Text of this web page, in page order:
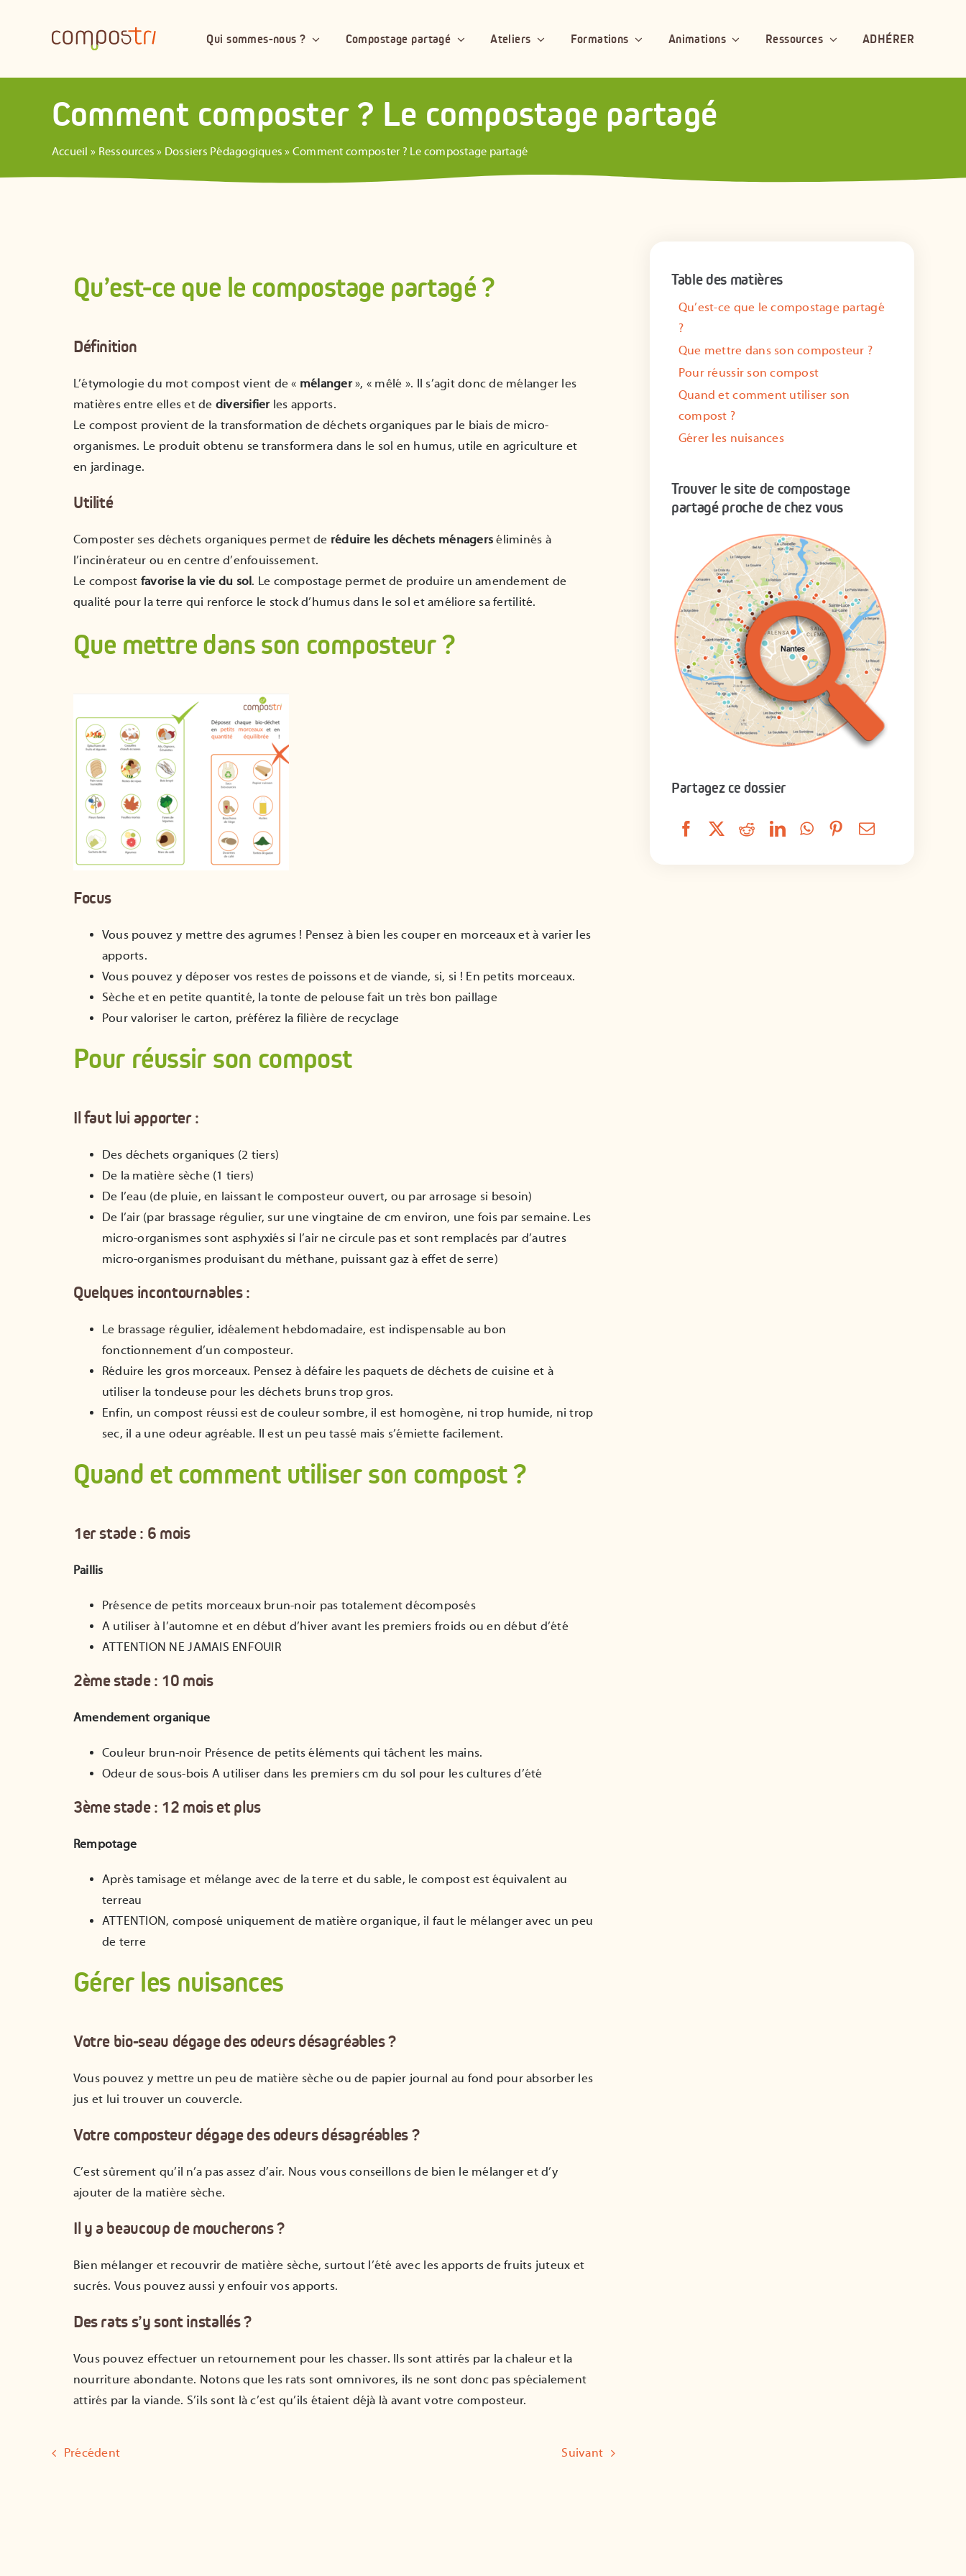
Qui sommes-nous ? Compostage partagé Ateliers Formations Animations Ressources ADHÉRER
Comment composter ? Le compostage partagé
Accueil » Ressources » Dossiers Pédagogiques » Comment composter ? Le compostage partagé
Qu’est-ce que le compostage partagé ?
Définition
L’étymologie du mot compost vient de « mélanger», « mêlé ». Il s’agit donc de mélanger les
matières entre elles et de diversifierles apports.
Le compost provient de la transformation de déchets organiques par le biais de micro-
organismes. Le produit obtenu se transformera dans le sol en humus, utile en agriculture et
en jardinage.
Utilité
Composter ses déchets organiques permet de réduire les déchets ménagers éliminés à
l’incinérateur ou en centre d’enfouissement.
Le compost favorise la vie du sol. Le compostage permet de produire un amendement de
qualité pour la terre qui renforce le stock d’humus dans le sol et améliore sa fertilité.
Que mettre dans son composteur ?
Focus
Vous pouvez y mettre des agrumes ! Pensez à bien les couper en morceaux et à varier les
apports.
Vous pouvez y déposer vos restes de poissons et de viande, si, si ! En petits morceaux.
Sèche et en petite quantité, la tonte de pelouse fait un très bon paillage
Pour valoriser le carton, préférez la filière de recyclage
Pour réussir son compost
Il faut lui apporter :
Des déchets organiques (2 tiers)
De la matière sèche (1 tiers)
De l’eau (de pluie, en laissant le composteur ouvert, ou par arrosage si besoin)
De l’air (par brassage régulier, sur une vingtaine de cm environ, une fois par semaine. Les
micro-organismes sont asphyxiés si l’air ne circule pas et sont remplacés par d’autres
micro-organismes produisant du méthane, puissant gaz à effet de serre)
Quelques incontournables :
Le brassage régulier, idéalement hebdomadaire, est indispensable au bon
fonctionnement d’un composteur.
Réduire les gros morceaux. Pensez à défaire les paquets de déchets de cuisine et à
utiliser la tondeuse pour les déchets bruns trop gros.
Enfin, un compost réussi est de couleur sombre, il est homogène, ni trop humide, ni trop
sec, il a une odeur agréable. Il est un peu tassé mais s’émiette facilement.
Quand et comment utiliser son compost ?
1er stade : 6 mois
Paillis
Présence de petits morceaux brun-noir pas totalement décomposés
A utiliser à l’automne et en début d’hiver avant les premiers froids ou en début d’été
ATTENTION NE JAMAIS ENFOUIR
2ème stade : 10 mois
Amendement organique
Couleur brun-noir Présence de petits éléments qui tâchent les mains.
Odeur de sous-bois A utiliser dans les premiers cm du sol pour les cultures d’été
3ème stade : 12 mois et plus
Rempotage
Après tamisage et mélange avec de la terre et du sable, le compost est équivalent au
terreau
ATTENTION, composé uniquement de matière organique, il faut le mélanger avec un peu
de terre
Gérer les nuisances
Votre bio-seau dégage des odeurs désagréables ?
Vous pouvez y mettre un peu de matière sèche ou de papier journal au fond pour absorber les
jus et lui trouver un couvercle.
Votre composteur dégage des odeurs désagréables ?
C’est sûrement qu’il n’a pas assez d’air. Nous vous conseillons de bien le mélanger et d’y
ajouter de la matière sèche.
Il y a beaucoup de moucherons ?
Bien mélanger et recouvrir de matière sèche, surtout l’été avec les apports de fruits juteux et
sucrés. Vous pouvez aussi y enfouir vos apports.
Des rats s’y sont installés ?
Vous pouvez effectuer un retournement pour les chasser. Ils sont attirés par la chaleur et la
nourriture abondante. Notons que les rats sont omnivores, ils ne sont donc pas spécialement
attirés par la viande. S’ils sont là c’est qu’ils étaient déjà là avant votre composteur.
Précédent Suivant
Table des matières
Qu’est-ce que le compostage partagé
?
Que mettre dans son composteur ?
Pour réussir son compost
Quand et comment utiliser son
compost ?
Gérer les nuisances
Trouver le site de compostage
partagé proche de chez vous
Partagez ce dossier